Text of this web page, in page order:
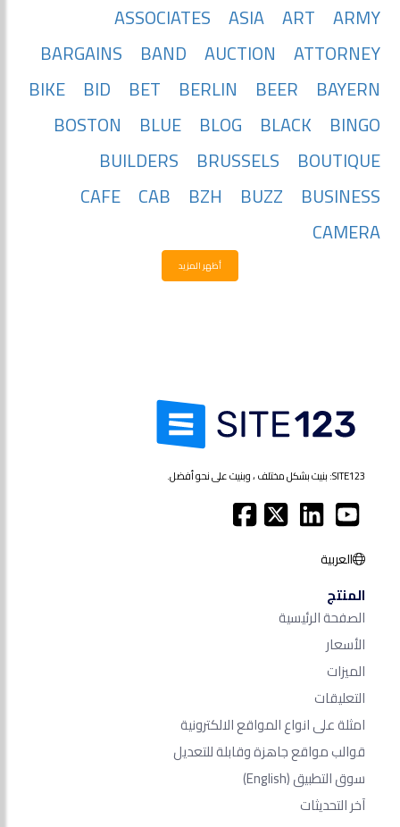
ARMY
ART
ASIA
ASSOCIATES
ATTORNEY
AUCTION
BAND
BARGAINS
BAYERN
BEER
BERLIN
BET
BID
BIKE
BINGO
BLACK
BLOG
BLUE
BOSTON
BOUTIQUE
BRUSSELS
BUILDERS
BUSINESS
BUZZ
BZH
CAB
CAFE
CAMERA
أظهر المزيد
SITE123: بنيت بشكل مختلف ، وبنيت على نحو أفضل.
العربية
المنتج
الصفحة الرئيسية
الأسعار
الميزات
التعليقات
امثلة على انواع المواقع الالكترونية
قوالب مواقع جاهزة وقابلة للتعديل
سوق التطبيق(English)
آخر التحديثات